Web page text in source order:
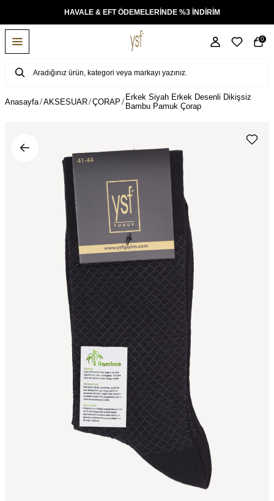
HAVALE & EFT ÖDEMELERİNDE %3 İNDİRİM
0
Anasayfa AKSESUAR ÇORAP
Erkek Siyah Erkek Desenli Dikişsiz
Bambu Pamuk Çorap